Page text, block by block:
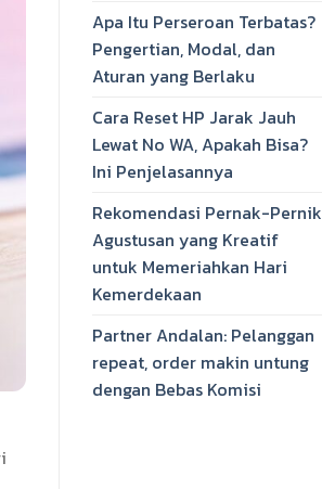
Apa Itu Perseroan Terbatas?
Pengertian, Modal, dan
Aturan yang Berlaku
Cara Reset HP Jarak Jauh
Lewat No WA, Apakah Bisa?
Ini Penjelasannya
Rekomendasi Pernak-Pernik
Agustusan yang Kreatif
untuk Memeriahkan Hari
Kemerdekaan
Partner Andalan: Pelanggan
repeat, order makin untung
dengan Bebas Komisi